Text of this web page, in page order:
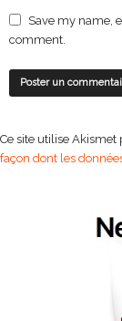
Save my name,
comment.
Ce site utilise
façon dont les